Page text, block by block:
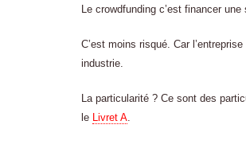
Le crowdfunding c’est financer
C’est moins risqué. Car
industrie.
La particularité ? Ce sont des
le Livret A.